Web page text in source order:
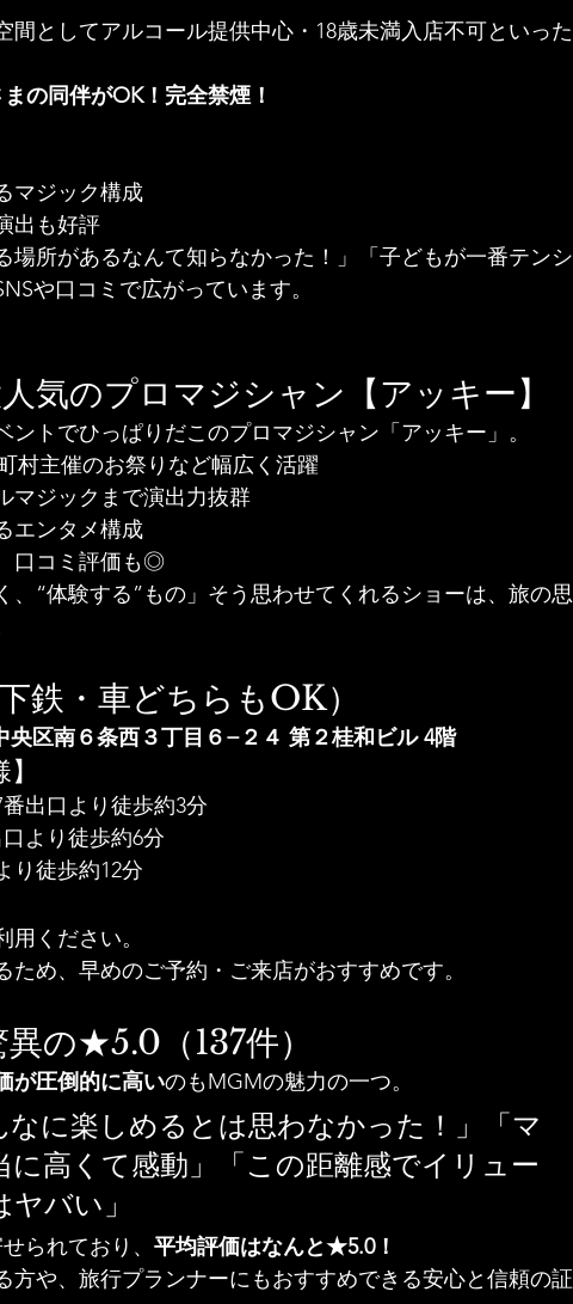
間としてアルコール提供中心・18歳未満入店不可といった
の同伴がOK！完全禁煙！
マジック構成
出も好評
場所があるなんて知らなかった！」「子どもが一番テンシ
や口コミで広がっています。
気のプロマジシャン【アッキー】
トでひっぱりだこのプロマジシャン「アッキー」。
村主催のお祭りなど幅広く活躍
マジックまで演出力抜群
エンタメ構成
口コミ評価も◎
、“体験する”もの」そう思わせてくれるショーは、旅の思
鉄・車どちらもOK）
央区南６条西３丁目６−２４ 第２桂和ビル 4階
出口より徒歩約3分
より徒歩約6分
り徒歩約12分
ください。
め、早めのご予約・ご来店がおすすめです。
の★5.0（137件）
が圧倒的に高いのもMGMの魅力の一つ。
なに楽しめるとは思わなかった！」「マ
高くて感動」「この距離感でイリュー
バい」
られており、 平均評価はなんと★5.0！
方や、旅行プランナーにもおすすめできる安心と信頼の証